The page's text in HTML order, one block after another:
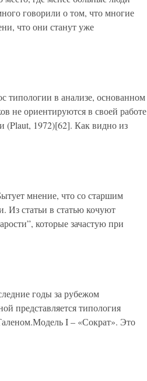
говорили о том, что многие
что они станут уже
типологии в анализе, основанном
не ориентируются в своей работе
(Plaut, 1972)[62]. Как видно из
мнение, что со старшим
Из статьи в статью кочуют
которые зачастую при
годы за рубежом
представляется типология
I – «Сократ». Это